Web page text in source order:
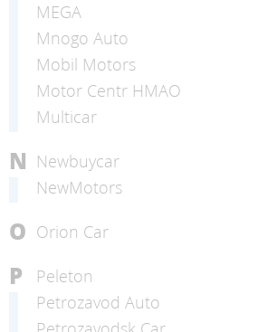
MEGA
Mnogo Auto
Mobil Motors
Motor Centr HMAO
Multicar
N Newbuycar
NewMotors
O Orion Car
P
Peleton
Petrozavod Auto